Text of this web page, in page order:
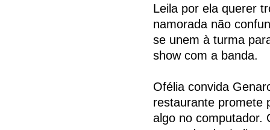
Leila por ela querer
namorada não
se unem à turma
show com a banda.
Ofélia convida
restaurante promete
algo no computador.